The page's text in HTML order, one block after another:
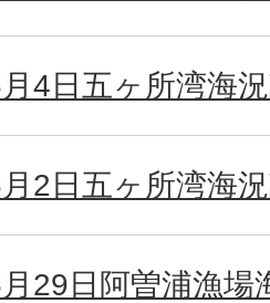
4日五ヶ所湾海
2日五ヶ所湾海
29日阿曽浦漁場